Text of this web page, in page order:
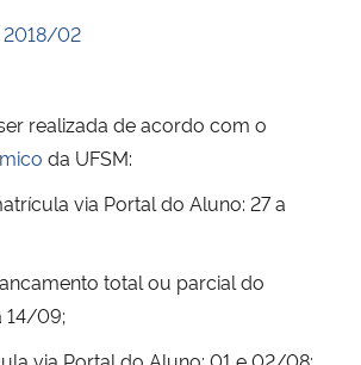
Regional
2018/02
realizada de acordo com o
da UFSM:
via Portal do Aluno: 27 a
total ou parcial do
14/09;
via Portal do Aluno: 01 e 02/08;